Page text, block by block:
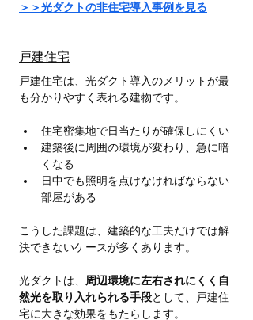
＞＞光ダクトの非住宅導入事例を見る
戸建住宅
戸建住宅は、光ダクト導入のメリットが最
も分かりやすく表れる建物です。
住宅密集地で日当たりが確保しにくい
建築後に周囲の環境が変わり、急に暗
くなる
日中でも照明を点けなければならない
部屋がある
こうした課題は、建築的な工夫だけでは解
決できないケースが多くあります。
光ダクトは、 周辺環境に左右されにくく自
然光を取り入れられる手段として、戸建住
宅に大きな効果をもたらします。